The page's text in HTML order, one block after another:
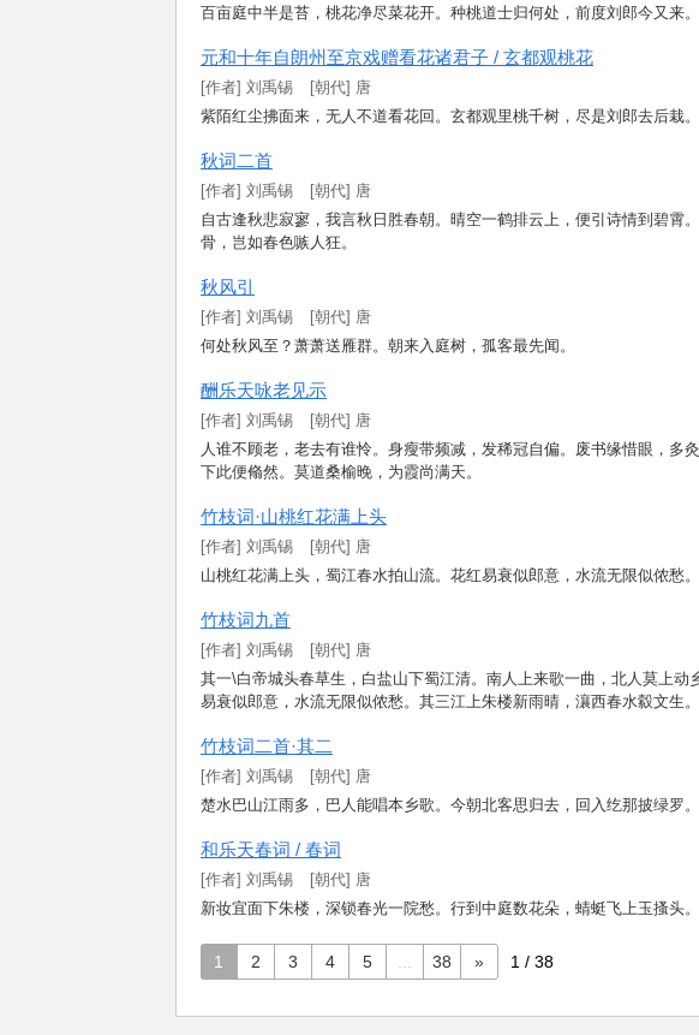
百亩庭中半是苔 ， 桃花净尽菜花开。 种桃道士归何处 ， 前度刘 郎今又来。
元和十年自朗州至京戏赠看花诸君子 / 玄都观桃花
[作者] 刘 禹锡
[朝代] 唐
紫陌红尘拂面来 ， 无人不道看花回 。 玄都观里桃千树 ， 尽是刘 郎去后栽。
秋词二首
[作者] 刘 禹锡
[朝代] 唐
自古逢秋悲寂寥 ， 我言秋 日 胜春朝。 晴空一鹤排云上 ， 便引 诗情到 碧霄。
骨 ， 岂如春色嗾 人狂。
秋风引
[作者] 刘 禹锡
[朝代] 唐
何处秋风至 ？ 萧萧送雁群。 朝来入 庭树 ， 孤客最先闻。
酬 乐天咏老见示
[作者] 刘 禹锡
[朝代] 唐
人谁不顾老 ， 老去有谁怜。 身瘦带频减 ， 发稀冠自偏。 废书缘惜眼 ， 多灸
下此便翛然。 莫道桑榆晚 ， 为霞尚满天。
竹枝词·山桃红花满 上头
[作者] 刘 禹锡
[朝代] 唐
山桃红花满上头 ， 蜀江春水拍山流。 花红易衰似郎意 ， 水流无限似侬愁。
竹枝词九首
[作者] 刘 禹锡
[朝代] 唐
其一\白帝城头春草生 ， 白盐山下蜀江清。 南人上来歌一曲 ， 北人莫上动
易衰似郎意 ， 水流无限似侬愁。 其三江上朱楼新雨晴 ， 瀼西春水縠文生。
竹枝词二首·其二
[作者] 刘 禹锡
[朝代] 唐
楚水巴山江雨多 ， 巴 人能唱本乡歌。 今朝北客思归去 ， 回 入纥那披绿罗。
和乐天春词 / 春词
[作者] 刘 禹锡
[朝代] 唐
新妆宜面下朱楼 ， 深锁春光一院愁。 行到 中庭数花朵 ， 蜻蜓飞上玉搔头。
1 2 3 4 5 38 » 1 / 38